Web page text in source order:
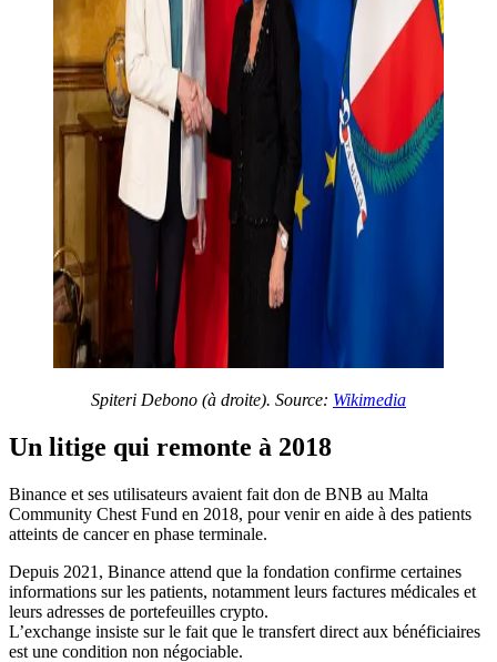
Spiteri Debono (à droite). Source: Wikimedia
Un litige qui remonte à 2018
Binance et ses utilisateurs avaient fait don de BNB au Malta
Community Chest Fund en 2018, pour venir en aide à des patients
atteints de cancer en phase terminale.
Depuis 2021, Binance attend que la fondation confirme certaines
informations sur les patients, notamment leurs factures médicales et
leurs adresses de portefeuilles crypto.
L’exchange insiste sur le fait que le transfert direct aux bénéficiaires
est une condition non négociable.